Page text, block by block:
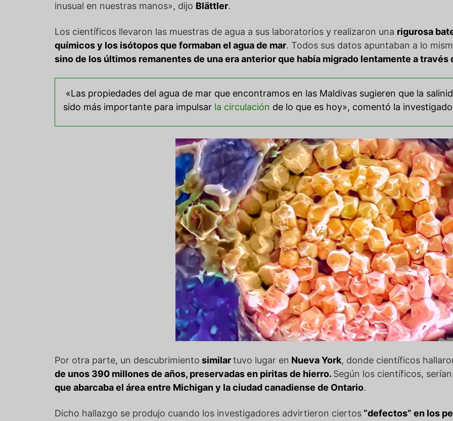
inusual en nuestras manos», dijo Blättler.
Los científicos llevaron las muestras de agua a sus laboratorios y realizaron una rigurosa
químicos y los isótopos que formaban el agua de mar. Todos sus datos apuntaban a lo
sino de los últimos remanentes de una era anterior que había migrado lentamente a través
«Las propiedades del agua de mar que encontramos en las Maldivas sugieren que la
sido más importante para impulsar la circulación de lo que es hoy», comentó la
Por otra parte, un descubrimiento similartuvo lugar en Nueva York, donde científicos
de unos 390 millones de años, preservadas en piritas de hierro. Según los científicos,
que abarcaba el área entre Michigan y la ciudad canadiense de Ontario.
Dicho hallazgo se produjo cuando los investigadores advirtieron ciertos “defectos” en los